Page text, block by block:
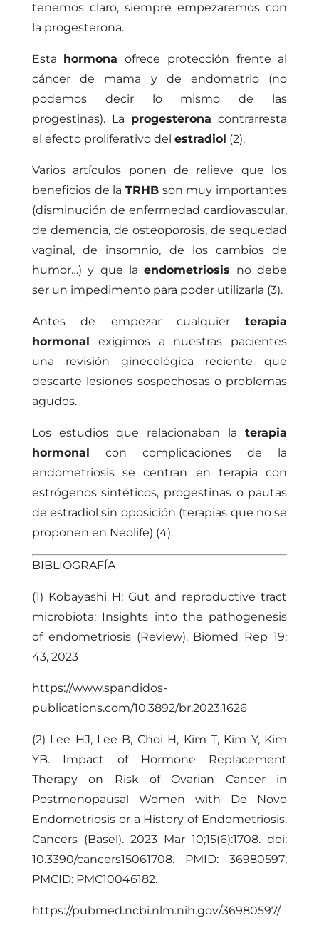
tenemos claro, siempre empezaremos con
la progesterona.
Esta hormona ofrece protección frente al
cáncer de mama y de endometrio (no
podemos decir lo mismo de las
progestinas). La progesterona contrarresta
el efecto proliferativo del estradiol (2).
Varios artículos ponen de relieve que los
beneficios de la TRHB son muy importantes
(disminución de enfermedad cardiovascular,
de demencia, de osteoporosis, de sequedad
vaginal, de insomnio, de los cambios de
humor…) y que laendometriosis no debe
ser un impedimento para poder utilizarla (3).
Antes de empezar cualquierterapia
hormonal exigimos a nuestras pacientes
una revisión ginecológica reciente que
descarte lesiones sospechosas o problemas
agudos.
Los estudios que relacionaban laterapia
hormonal con complicaciones de la
endometriosis se centran en terapia con
estrógenos sintéticos, progestinas o pautas
de estradiol sin oposición (terapias que no se
proponen en Neolife) (4).
BIBLIOGRAFÍA
(1) Kobayashi H: Gut and reproductive tract
microbiota: Insights into the pathogenesis
of endometriosis (Review). Biomed Rep 19:
43, 2023
https://www.spandidos-
publications.com/10.3892/br.2023.1626
(2) Lee HJ, Lee B, Choi H, Kim T, Kim Y, Kim
YB. Impact of Hormone Replacement
Therapy on Risk of Ovarian Cancer in
Postmenopausal Women with De Novo
Endometriosis or a History of Endometriosis.
Cancers (Basel). 2023 Mar 10;15(6):1708. doi:
10.3390/cancers15061708. PMID: 36980597;
PMCID: PMC10046182.
https://pubmed.ncbi.nlm.nih.gov/36980597/